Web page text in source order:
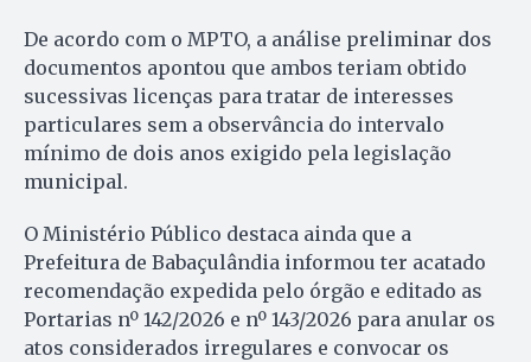
De acordo com o MPTO, a análise preliminar dos
documentos apontou que ambos teriam obtido
sucessivas licenças para tratar de interesses
particulares sem a observância do intervalo
mínimo de dois anos exigido pela legislação
municipal.
O Ministério Público destaca ainda que a
Prefeitura de Babaçulândia informou ter acatado
recomendação expedida pelo órgão e editado as
Portarias nº 142/2026 e nº 143/2026 para anular os
atos considerados irregulares e convocar os